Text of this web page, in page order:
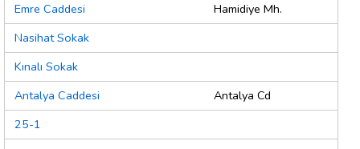
Emre Caddesi
Hamidiye Mh.
Nasihat Sokak
Kınalı Sokak
Antalya Caddesi
Antalya Cd
25-1